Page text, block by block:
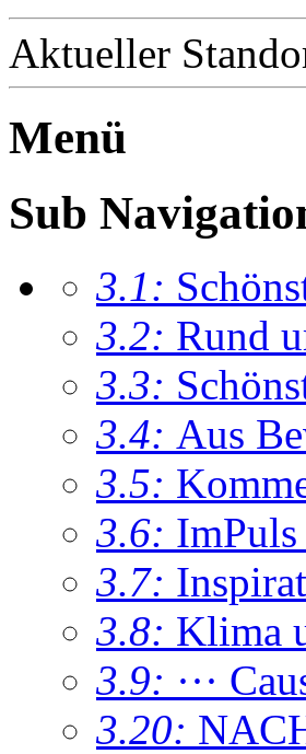
Aktueller
Menü
Sub
3.1:
3.2: Rund
3.3:
3.4: Aus
3.5:
3.6:
3.7:
3.8: Klima
3.9: ···
3.20: